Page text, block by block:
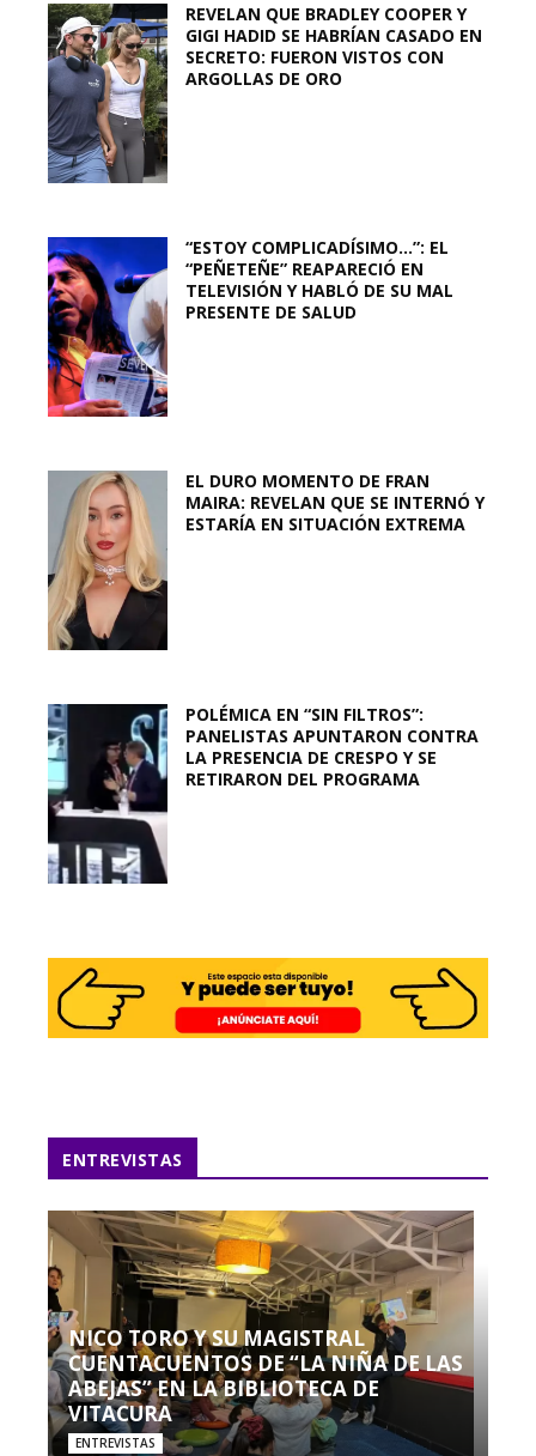
REVELAN QUE BRADLEY COOPER Y
GIGI HADID SE HABRÍAN CASADO EN
SECRETO: FUERON VISTOS CON
ARGOLLAS DE ORO
“ESTOY COMPLICADÍSIMO…”: EL
“PEÑETEÑE” REAPARECIÓ EN
TELEVISIÓN Y HABLÓ DE SU MAL
PRESENTE DE SALUD
EL DURO MOMENTO DE FRAN
MAIRA: REVELAN QUE SE INTERNÓ Y
ESTARÍA EN SITUACIÓN EXTREMA
POLÉMICA EN “SIN FILTROS”:
PANELISTAS APUNTARON CONTRA
LA PRESENCIA DE CRESPO Y SE
RETIRARON DEL PROGRAMA
ENTREVISTAS
NICO TORO Y SU MAGISTRAL
CUENTACUENTOS DE “LA NIÑA DE LAS
ABEJAS” EN LA BIBLIOTECA DE
VITACURA
ENTREVISTAS